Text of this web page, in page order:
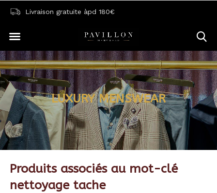
Livraison gratuite àpd 180€
LUXURY MENSWEAR
Produits associés au mot-clé
nettoyage tache